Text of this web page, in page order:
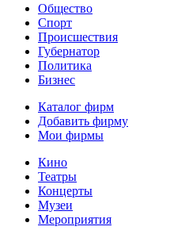
Общество
Спорт
Происшествия
Губернатор
Политика
Бизнес
Каталог фирм
Добавить фирму
Мои фирмы
Кино
Театры
Концерты
Музеи
Мероприятия